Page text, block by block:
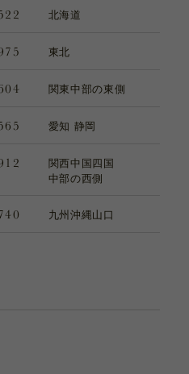
北海道
東北
関東中部の東側
愛知 静岡
関西中国四国
中部の西側
九州沖縄山口